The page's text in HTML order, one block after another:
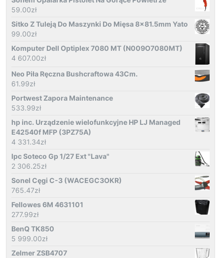
59.00zł
Sitko Z Tuleją Do Maszynki Do Mięsa 8x81.5mm Yato
99.00zł
Komputer Dell Optiplex 7080 MT (N009O7080MT)
4 607.00zł
Neo Piła Ręczna Bushcraftowa 43Cm.
61.99zł
Portwest Zapora Maintenance
533.99zł
hp inc. Urządzenie wielofunkcyjne HP LJ Managed
E42540f MFP (3PZ75A)
4 331.34zł
Ipc Soteco Gp 1/27 Ext "Lava"
2 306.25zł
Sonel Cęgi C-3 (WACEGC3OKR)
765.47zł
Fellowes 6M 4631101
277.99zł
BenQ TK850
5 999.00zł
Zelmer ZSB4707